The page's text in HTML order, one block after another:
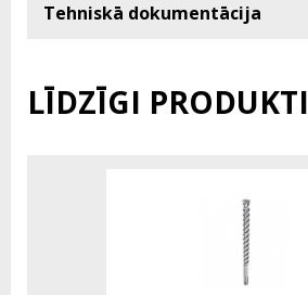
Tehniskā dokumentācija
LĪDZĪGI PRODUKTI